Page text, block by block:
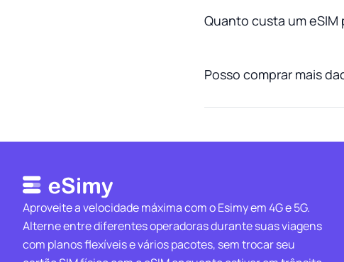
Quanto custa um eSIM
Posso comprar mais
Aproveite a velocidade máxima com o Esimy em 4G e 5G.
Alterne entre diferentes operadoras durante suas viagens
com planos flexíveis e vários pacotes, sem trocar seu